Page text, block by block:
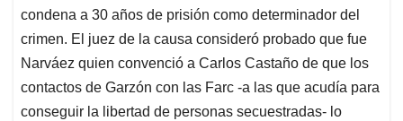
condena a 30 años de prisión como determinador del
crimen. El juez de la causa consideró probado que fue
Narváez quien convenció a Carlos Castaño de que los
contactos de Garzón con las Farc -a las que acudía para
conseguir la libertad de personas secuestradas- lo